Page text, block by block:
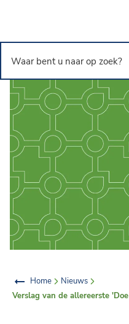
Home
Nieuws
Verslag van de allereerste